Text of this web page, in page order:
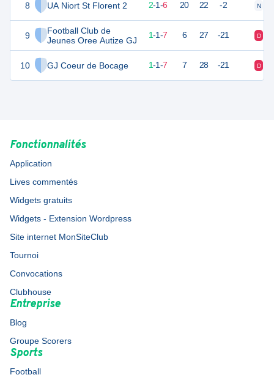
8 UA Niort St Florent 2
9
Football Club de
Jeunes Oree Autize GJ
10 GJ Coeur de Bocage
7 2-1-6 20 22 -2 N
4 9 1-1-7 6 27 -21 D
4 1-1-7 7 28 -21 D
Fonctionnalités
Application
Lives commentés
Widgets gratuits
Widgets - Extension Wordpress
Site internet MonSiteClub
Tournoi
Convocations
Clubhouse
Entreprise
Blog
Groupe Scorers
Sports
Football